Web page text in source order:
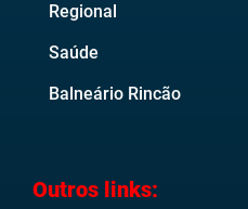
Regional
Saúde
Balneário Rincão
Outros links: